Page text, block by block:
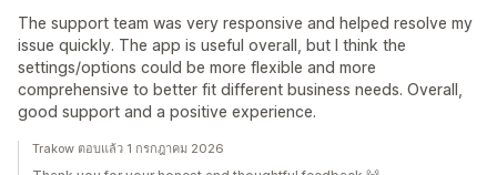
The support team was very responsive and helped resolve my
issue quickly. The app is useful overall, but I think the
settings/options could be more flexible and more
comprehensive to better fit different business needs. Overall,
good support and a positive experience.
Trakow ตอบแล้ว 1 กรกฎาคม 2026